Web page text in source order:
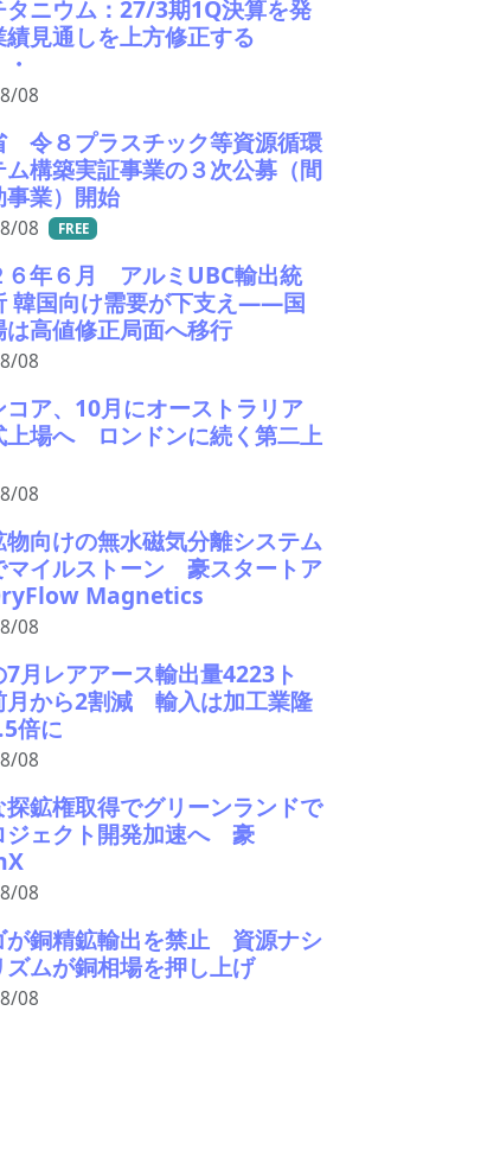
タニウム：27/3期1Q決算を発
見通しを上方修正する
08
令８プラスチック等資源循環
ム構築実証事業の３次公募（間
事業）開始
08 FREE
６年６月 アルミUBC輸出統
韓国向け需要が下支え――国
は高値修正局面へ移行
08
コア、10月にオーストラリア
上場へ ロンドンに続く第二上
08
物向けの無水磁気分離システム
マイルストーン 豪スタートア
Magnetics
08
7月レアアース輸出量4223ト
月から2割減 輸入は加工業隆
倍に
08
探鉱権取得でグリーンランドで
ジェクト開発加速へ 豪
08
が銅精鉱輸出を禁止 資源ナシ
ズムが銅相場を押し上げ
08